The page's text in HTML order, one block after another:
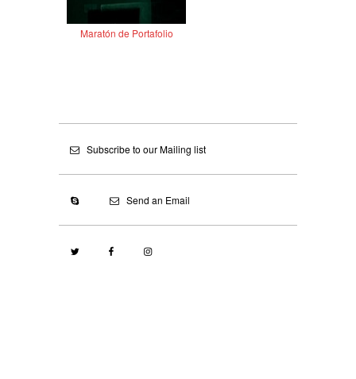
Maratón de Portafolio
Subscribe to our Mailing list
Send an Email